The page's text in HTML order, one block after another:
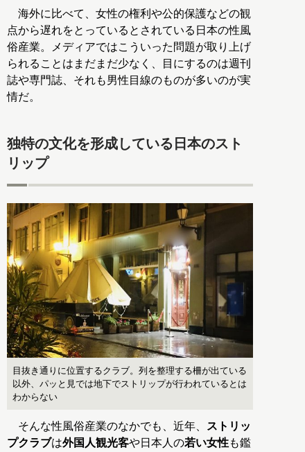
海外に比べて、女性の権利や公的保護などの観
点から遅れをとっているとされている日本の性風
俗産業。メディアではこういった問題が取り上げ
られることはまだまだ少なく、目にするのは週刊
誌や専門誌、それも男性目線のものが多いのが実
情だ。
独特の文化を形成している日本のスト
リップ
目抜き通りに位置するクラブ。列を整理する柵が出ている
以外、パッと見では地下でストリップが行われているとは
わからない
そんな性風俗産業のなかでも、近年、
ストリッ
プクラブは外国人観光客や日本人の若い女性も鑑